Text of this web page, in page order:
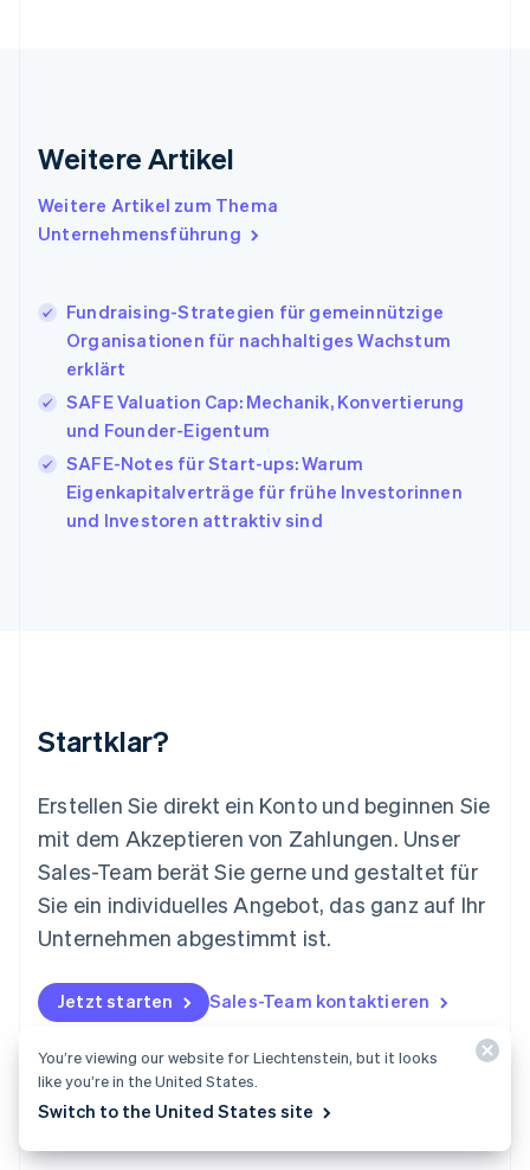
Weitere Artikel
Weitere Artikel zum Thema
Unternehmensführung
Fundraising-Strategien für gemeinnützige
Organisationen für nachhaltiges Wachstum
erklärt
SAFE Valuation Cap: Mechanik, Konvertierung
und Founder-Eigentum
SAFE-Notes für Start-ups: Warum
Eigenkapitalverträge für frühe Investorinnen
und Investoren attraktiv sind
Startklar?
Erstellen Sie direkt ein Konto und beginnen Sie
mit dem Akzeptieren von Zahlungen. Unser
Sales-Team berät Sie gerne und gestaltet für
Sie ein individuelles Angebot, das ganz auf Ihr
Unternehmen abgestimmt ist.
Jetzt starten Sales-Team kontaktieren
English
Indien
English
Irland
ItalianoEnglish
Japan
日本語 English
EnglishFrançais
Kroatien
English Italiano
English
Liechtenstein
English
Español English
Neuseeland
English
Niederlande
Norwegen
English
DeutschEnglish
Polen
Portugal
PortuguêsEnglish
Rumänien
Schweden
You’re viewing our website for Liechtenstein, but it looks
like you’re in the United States.
Switch to the United States site